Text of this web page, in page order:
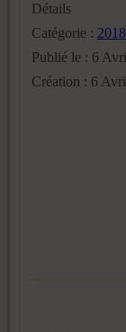
Détails
Catégorie :
Publié le : 6
Création : 6